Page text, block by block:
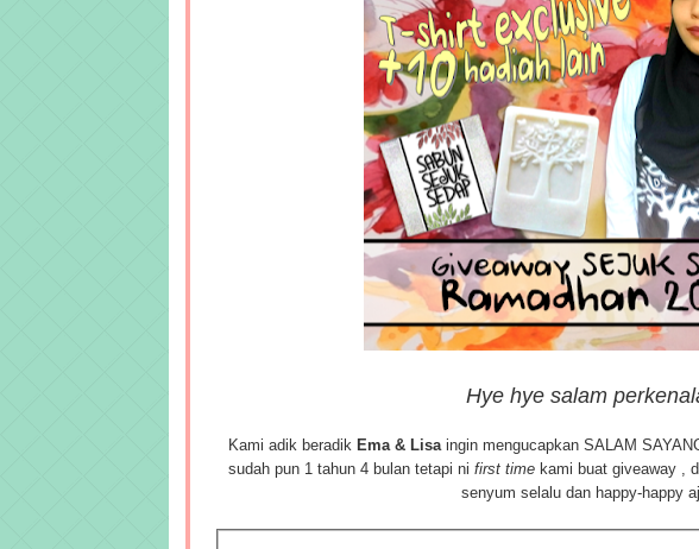
Hye hye salam
Kami adik beradik Ema & Lisaingin mengucapkan SALAM
sudah pun 1 tahun 4 bulan tetapi ni first timekami buat giveaway ,
senyum selalu dan happy-happy